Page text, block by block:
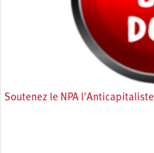
Soutenez le NPA l'Anticapitaliste